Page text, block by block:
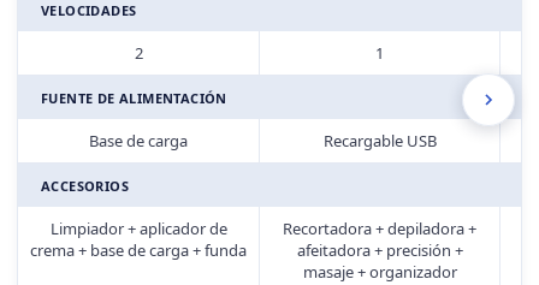
VELOCIDADES
2 1
FUENTE DE ALIMENTACIÓN
Base de carga Recargable USB
ACCESORIOS
Limpiador + aplicador de
crema + base de carga + funda
Recortadora + depiladora +
afeitadora + precisión +
masaje + organizador